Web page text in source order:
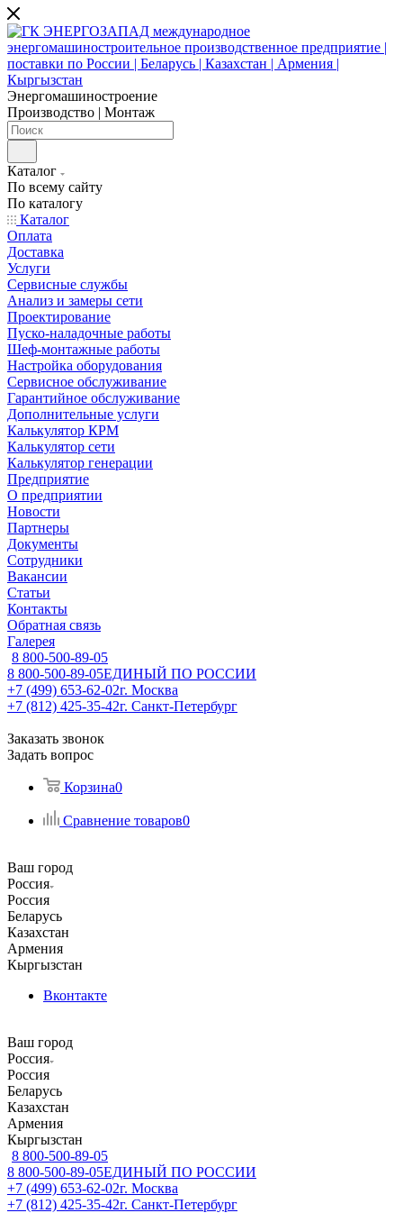
Энергомашиностроение
Производство | Монтаж
Каталог
По всему сайту
По каталогу
Каталог
Оплата
Доставка
Услуги
Сервисные службы
Анализ и замеры сети
Проектирование
Пуско-наладочные работы
Шеф-монтажные работы
Настройка оборудования
Сервисное обслуживание
Гарантийное обслуживание
Дополнительные услуги
Калькулятор КРМ
Калькулятор сети
Калькулятор генерации
Предприятие
О предприятии
Новости
Партнеры
Документы
Сотрудники
Вакансии
Статьи
Контакты
Обратная связь
Галерея
8 800-500-89-05
8 800-500-89-05ЕДИНЫЙ ПО РОССИИ
+7 (499) 653-62-02г. Москва
+7 (812) 425-35-42г. Санкт-Петербург
Заказать звонок
Задать вопрос
Корзина0
Сравнение товаров0
Ваш город
Россия
Россия
Беларусь
Казахстан
Армения
Кыргызстан
Вконтакте
Ваш город
Россия
Россия
Беларусь
Казахстан
Армения
Кыргызстан
8 800-500-89-05
8 800-500-89-05ЕДИНЫЙ ПО РОССИИ
+7 (499) 653-62-02г. Москва
+7 (812) 425-35-42г. Санкт-Петербург